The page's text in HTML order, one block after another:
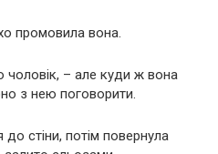
промовила вона.
– але куди ж вона
з нею поговорити.
стіни, потім повернула